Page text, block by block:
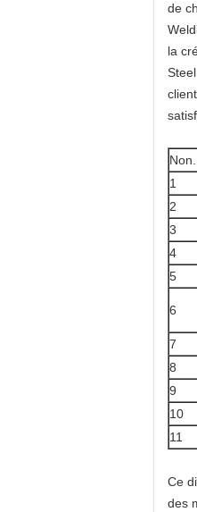
de
la
Non.
1
2
3
4
5
6
7
8
9
10
11
Ce
des